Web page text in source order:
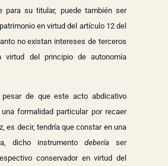
para su titular, puede también ser
en virtud del artículo 12 del
no existan intereses de terceros
virtud del principio de autonomía
de que este acto abdicativo
formalidad particular por recaer
es decir, tendría que constar en una
dicho instrumento debería ser
conservador en virtud del